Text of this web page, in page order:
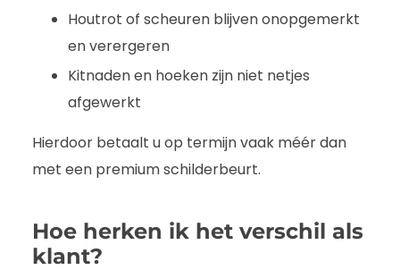
Houtrot of scheuren blijven onopgemerkt
en verergeren
Kitnaden en hoeken zijn niet netjes
afgewerkt
Hierdoor betaalt u op termijn vaak méér dan
met een premium schilderbeurt.
Hoe herken ik het verschil als
klant?